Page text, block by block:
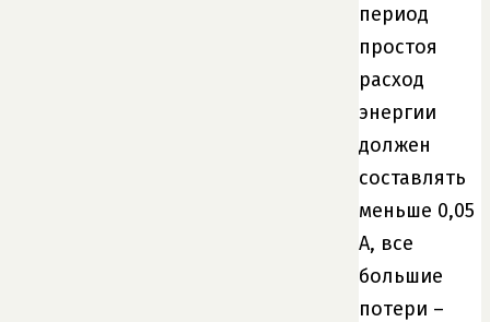
период
простоя
расход
энергии
должен
составлять
меньше 0,05
А, все
большие
потери –